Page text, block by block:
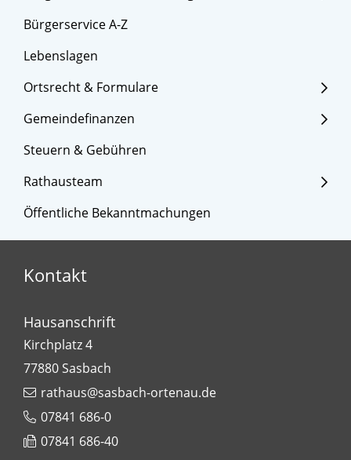
Bürgerservice A-Z
Lebenslagen
Ortsrecht & Formulare
Gemeindefinanzen
Steuern & Gebühren
Rathausteam
Öffentliche Bekanntmachungen
Kontakt
Hausanschrift
Kirchplatz 4
77880Sasbach
rathaus@sasbach-ortenau.de
07841 686-0
07841 686-40